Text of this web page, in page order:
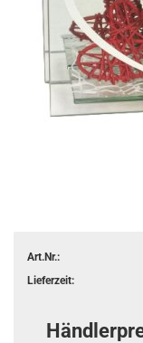
Art.Nr.:
Lieferzeit: